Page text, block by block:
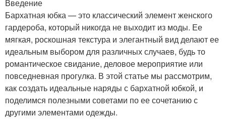
Введение
Бархатная юбка — это классический элемент женского
гардероба, который никогда не выходит из моды. Ее
мягкая, роскошная текстура и элегантный вид делают ее
идеальным выбором для различных случаев, будь то
романтическое свидание, деловое мероприятие или
повседневная прогулка. В этой статье мы рассмотрим,
как создать идеальные наряды с бархатной юбкой, и
поделимся полезными советами по ее сочетанию с
другими элементами одежды.